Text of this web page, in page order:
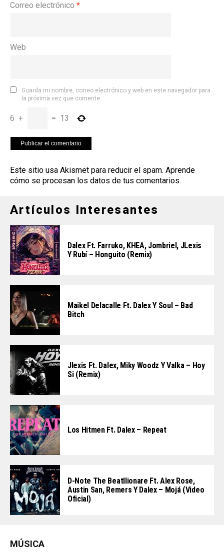
Correo electrónico *
Web
Guarda mi nombre, correo electrónico y web en este navegador para
la próxima vez que comente.
6 + = 13
Este sitio usa Akismet para reducir el spam. Aprende
cómo se procesan los datos de tus comentarios.
Artículos Interesantes
Dalex Ft. Farruko, KHEA, Jombriel, JLexis
Y Rubí – Honguito (Remix)
Maikel Delacalle Ft. Dalex Y Soul – Bad
Bitch
Jlexis Ft. Dalex, Miky Woodz Y Valka – Hoy
Si (Remix)
Los Hitmen Ft. Dalex – Repeat
D-Note The Beatllionare Ft. Alex Rose,
Austin San, Remers Y Dalex – Mojá (Video
Oficial)
MÚSICA